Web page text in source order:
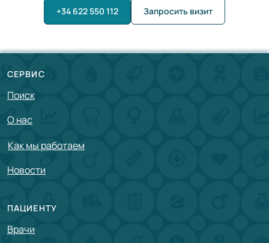
+34 622 550 112 Запросить визит
СЕРВИС
Поиск
О нас
Как мы работаем
Новости
ПАЦИЕНТУ
Врачи